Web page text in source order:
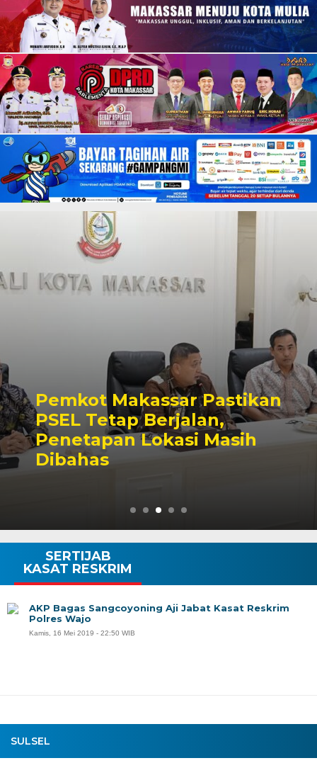
Pemkot Makassar Pastikan
PSEL Tetap Berjalan,
Penetapan Lokasi Masih
Dibahas
SULSEL
SERTIJAB
KASAT RESKRIM
AKP Bagas Sangcoyoning Aji Jabat Kasat Reskrim
Polres Wajo
Kamis, 16 Mei 2019 - 22:50 WIB